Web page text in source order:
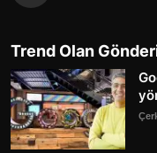
Trend Olan